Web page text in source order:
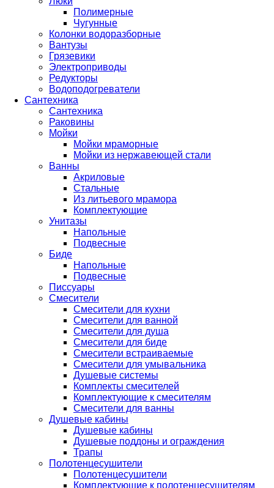
Полимерные
Чугунные
Колонки водоразборные
Вантузы
Грязевики
Электроприводы
Редукторы
Водоподогреватели
Сантехника
Сантехника
Раковины
Мойки
Мойки мраморные
Мойки из нержавеющей стали
Ванны
Акриловые
Стальные
Из литьевого мрамора
Комплектующие
Унитазы
Напольные
Подвесные
Биде
Напольные
Подвесные
Писсуары
Смесители
Смесители для кухни
Смесители для ванной
Смесители для душа
Смесители для биде
Смесители встраиваемые
Смесители для умывальника
Душевые системы
Комплекты смесителей
Комплектующие к смесителям
Смесители для ванны
Душевые кабины
Душевые кабины
Душевые поддоны и ограждения
Трапы
Полотенцесушители
Полотенцесушители
Комплектующие к полотенцесушителям